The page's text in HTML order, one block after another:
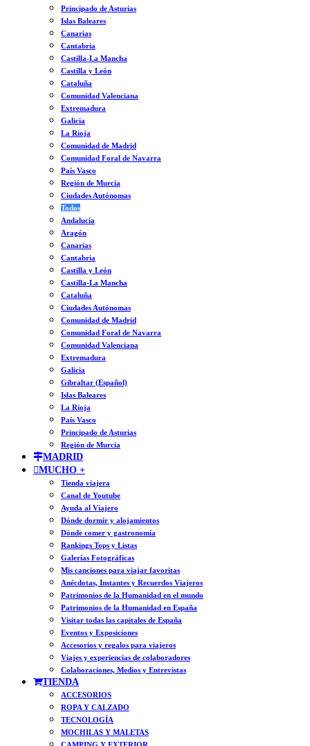
Principado de Asturias
Islas Baleares
Canarias
Cantabria
Castilla-La Mancha
Castilla y León
Cataluña
Comunidad Valenciana
Extremadura
Galicia
La Rioja
Comunidad de Madrid
Comunidad Foral de Navarra
País Vasco
Región de Murcia
Ciudades Autónomas
Todos
Andalucía
Aragón
Canarias
Cantabria
Castilla y León
Castilla-La Mancha
Cataluña
Ciudades Autónomas
Comunidad de Madrid
Comunidad Foral de Navarra
Comunidad Valenciana
Extremadura
Galicia
Gibraltar (Español)
Islas Baleares
La Rioja
País Vasco
Principado de Asturias
Región de Murcia
MADRID
MUCHO +
Tienda viajera
Canal de Youtube
Ayuda al Viajero
Dónde dormir y alojamientos
Dónde comer y gastronomía
Rankings Tops y Listas
Galerías Fotográficas
Mis canciones para viajar favoritas
Anécdotas, Instantes y Recuerdos Viajeros
Patrimonios de la Humanidad en el mundo
Patrimonios de la Humanidad en España
Visitar todas las capitales de España
Eventos y Exposiciones
Accesorios y regalos para viajeros
Viajes y experiencias de colaboradores
Colaboraciones, Medios y Entrevistas
TIENDA
ACCESORIOS
ROPA Y CALZADO
TECNOLOGÍA
MOCHILAS Y MALETAS